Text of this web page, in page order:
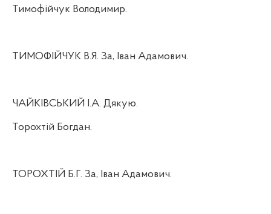
Тимофійчук Володимир.
ТИМОФІЙЧУК В.Я. За, Іван Адамович.
ЧАЙКІВСЬКИЙ І.А. Дякую.
Торохтій Богдан.
ТОРОХТІЙ Б.Г. За, Іван Адамович.